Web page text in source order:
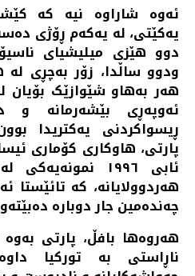
ئەوە شاراوە نیە کە
یەکێتی، لە یەکەم ڕۆژی
دوو هێزی میلیشیای
ودوو ساڵدا، زۆر بەچڕی
هەر بەهاو شێوازێک
ئەوپەڕی بێشەرمانە و
ڕیسواکردنی یەکتریدا
ئابی ١٩٩٦
هەردوولایانە، کە تائێستا
چەندەمین جار دوبارە
هەروەها بافڵ، پارتی بەوە
ناڕاستی بە تورکیا